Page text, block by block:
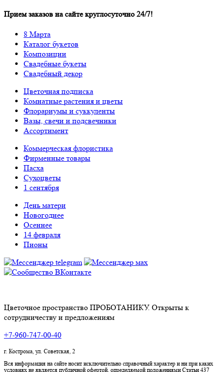
Прием заказов на сайте круглосуточно 24/7!
8 Марта
Каталог букетов
Композиции
Свадебные букеты
Свадебный декор
Цветочная подписка
Комнатные растения и цветы
Флорариумы и суккуленты
Вазы, свечи и подсвечники
Ассортимент
Коммерческая флористика
Фирменные товары
Пасха
Сухоцветы
1 сентября
День матери
Новогоднее
Осеннее
14 февраля
Пионы
Цветочное пространство ПРОБОТАНИКУ. Открыты к
сотрудничеству и предложениям
+7-960-747-00-40
г. Кострома, ул. Советская, 2
Вся информация на сайте носит исключительно справочный характер и ни при каких
условиях не является публичной офертой, определяемой положениями Статьи 437